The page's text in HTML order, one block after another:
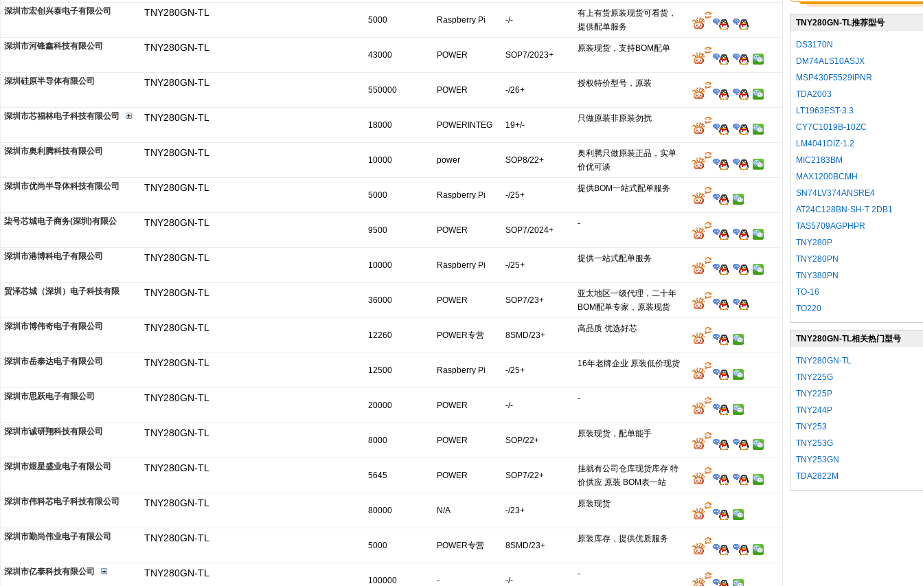
深圳市宏创兴泰电子有限公司 TNY280GN-TL
5000 Raspberry Pi -/-
有上有货原装现货可看货，
提供配单服务
深圳市河锋鑫科技有限公司
TNY280GN-TL
43000 POWER SOP7/2023+
原装现货，支持BOM配单
深圳硅原半导体有限公司 TNY280GN-TL
550000 POWER -/26+
授权特价型号，原装
深圳市芯福林电子科技有限公司 TNY280GN-TL
18000 POWERINTEG 19+/-
只做原装非原装勿扰
深圳市奥利腾科技有限公司 TNY280GN-TL
10000 power SOP8/22+
奥利腾只做原装正品，实单
价优可谈
深圳市优尚半导体科技有限公司
TNY280GN-TL
5000 Raspberry Pi -/25+
提供BOM一站式配单服务
柒号芯城电子商务(深圳)有限公 TNY280GN-TL
9500 POWER SOP7/2024+
-
深圳市港博科电子有限公司 TNY280GN-TL
10000 Raspberry Pi -/25+
提供一站式配单服务
贸泽芯城（深圳）电子科技有限 TNY280GN-TL
36000 POWER SOP7/23+
亚太地区一级代理，二十年
BOM配单专家，原装现货
深圳市博伟奇电子有限公司
TNY280GN-TL
12260 POWER专营 8SMD/23+
高品质 优选好芯
深圳市岳泰达电子有限公司 TNY280GN-TL
12500 Raspberry Pi -/25+
16年老牌企业 原装低价现货
深圳市思跃电子有限公司 TNY280GN-TL
20000 POWER -/-
-
深圳市诚研翔科技有限公司 TNY280GN-TL
8000 POWER SOP/22+
原装现货，配单能手
深圳市煜星盛业电子有限公司 TNY280GN-TL
5645 POWER SOP7/22+
挂就有公司仓库现货库存 特
价供应 原装 BOM表一站
深圳市伟科芯电子科技有限公司
TNY280GN-TL
80000 N/A -/23+
原装现货
深圳市勤尚伟业电子有限公司 TNY280GN-TL
5000 POWER专营 8SMD/23+
原装库存，提供优质服务
深圳市亿泰科技有限公司 TNY280GN-TL
100000 - -/-
-
TNY280GN-TL推荐型号
DS3170N
DM74ALS10ASJX
MSP430F5529IPNR
TDA2003
LT1963EST-3.3
CY7C1019B-10ZC
LM4041DIZ-1.2
MIC2183BM
MAX1200BCMH
SN74LV374ANSRE4
AT24C128BN-SH-T 2DB1
TAS5709AGPHPR
TNY280P
TNY280PN
TNY380PN
TO-16
TO220
TNY280GN-TL相关热门型号
TNY280GN-TL
TNY225G
TNY225P
TNY244P
TNY253
TNY253G
TNY253GN
TDA2822M